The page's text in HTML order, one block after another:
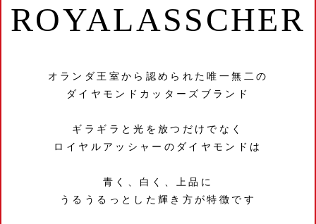
ROYALASSCHER
オランダ王室から認められた唯一無二の
ダイヤモンドカッターズブランド
ギラギラと光を放つだけでなく
ロイヤルアッシャーのダイヤモンドは
青く、白く、上品に
うるうるっとした輝き方が特徴です